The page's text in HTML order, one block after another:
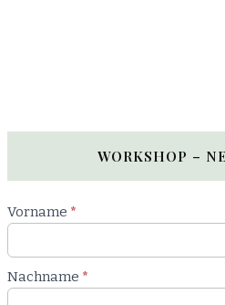
WORKSHOP –
Newsletter
Workshop
Vorname *
Nachname *